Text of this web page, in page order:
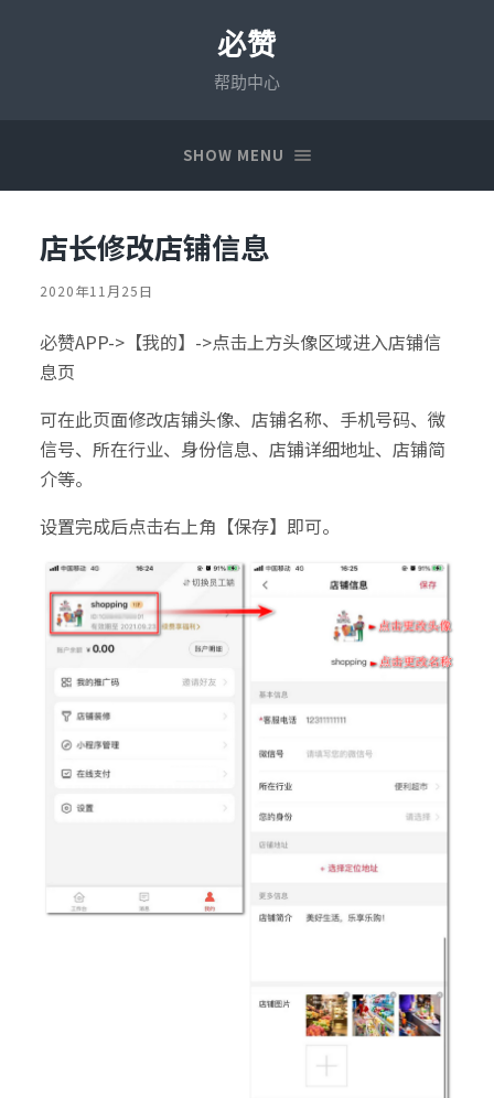
必赞
帮助中心
SHOW MENU
店长修改店铺信息
2020年11月25日
必赞APP->【我的】->点击上方头像区域进入店铺信
息页
可在此页面修改店铺头像、店铺名称、手机号码、微
信号、所在行业、身份信息、店铺详细地址、店铺简
介等。
设置完成后点击右上角【保存】即可。